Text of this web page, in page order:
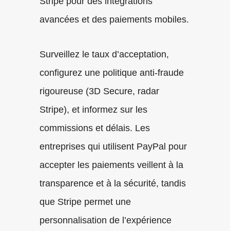
avancées et des paiements mobiles.
Surveillez le taux d’acceptation,
configurez une politique anti-fraude
rigoureuse (3D Secure, radar
Stripe), et informez sur les
commissions et délais. Les
entreprises qui utilisent PayPal pour
accepter les paiements veillent à la
transparence et à la sécurité, tandis
que Stripe permet une
personnalisation de l’expérience